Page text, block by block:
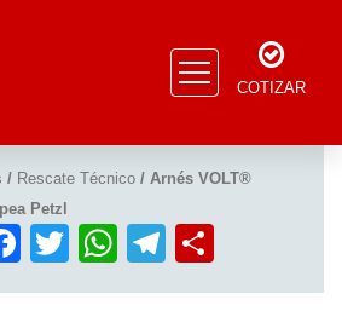
COTIZAR
/ Rescate Técnico / Arnés VOLT®
Petzl
Facebook
TwitterWhatsApp
Telegram